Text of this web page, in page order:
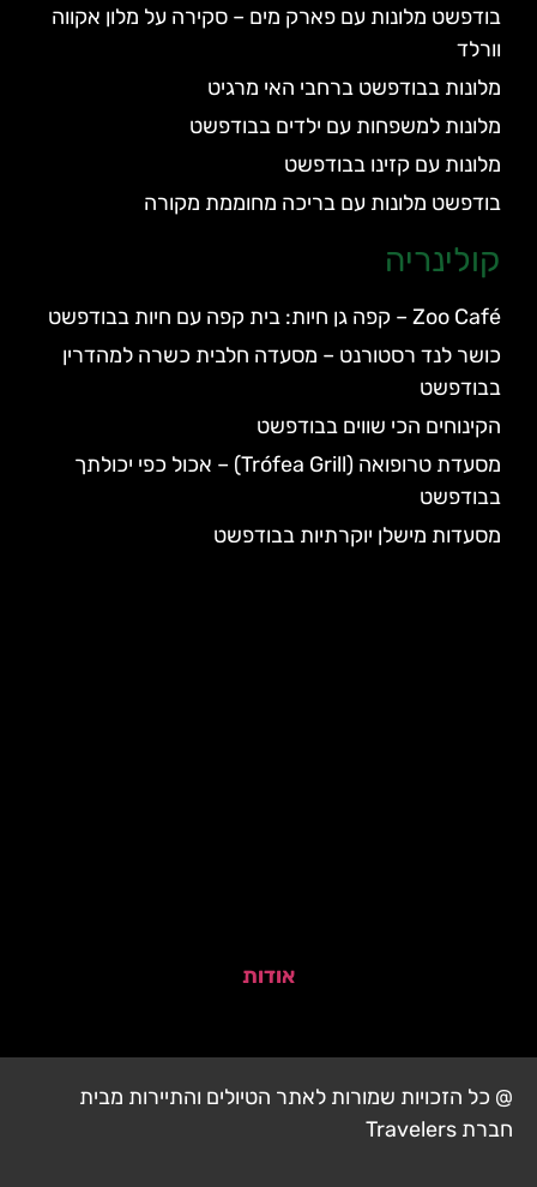
בודפשט מלונות עם פארק מים – סקירה על מלון אקווה
וורלד
מלונות בבודפשט ברחבי האי מרגיט
מלונות למשפחות עם ילדים בבודפשט
מלונות עם קזינו בבודפשט
בודפשט מלונות עם בריכה מחוממת מקורה
קולינריה
Zoo Café – קפה גן חיות: בית קפה עם חיות בבודפשט
כושר לנד רסטורנט – מסעדה חלבית כשרה למהדרין
בבודפשט
הקינוחים הכי שווים בבודפשט
מסעדת טרופואה (Trófea Grill) – אכול כפי יכולתך
בבודפשט
מסעדות מישלן יוקרתיות בבודפשט
אודות
@ כל הזכויות שמורות לאתר הטיולים והתיירות מבית
חברת Travelers